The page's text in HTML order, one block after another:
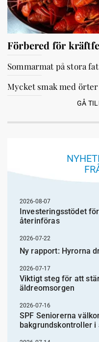
Förbered för
Sommarmat på stora fat
Mycket smak med örter
GÅ
2026-08-07
Investeringsstödet
återinföras
2026-07-22
Ny rapport: Hyrorna
2026-07-17
Viktigt steg för att
äldreomsorgen
2026-07-16
SPF Seniorerna
bakgrundskontroller i